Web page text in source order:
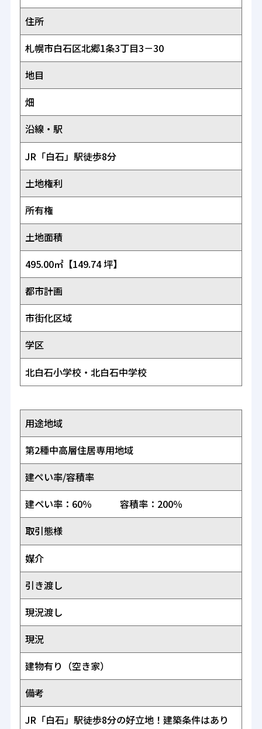
住所
札幌市白石区北郷1条3丁目3－30
地目
畑
沿線・駅
JR「白石」駅徒歩8分
土地権利
所有権
土地面積
495.00㎡【149.74 坪】
都市計画
市街化区域
学区
北白石小学校・北白石中学校
用途地域
第2種中高層住居専用地域
建ぺい率/容積率
建ペい率：60％ 容積率：200％
取引態様
媒介
引き渡し
現況渡し
現況
建物有り（空き家）
備考
JR「白石」駅徒歩8分の好立地！建築条件はあり